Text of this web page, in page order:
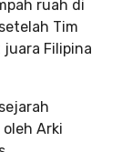
ruah di
Tim
Filipina
Arki